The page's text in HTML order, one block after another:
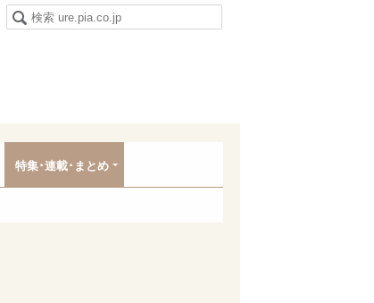
特集･連載･まとめ